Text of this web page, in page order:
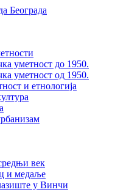
Београда
уметност до 1950.
уметност од 1950.
и етнологија
век
и медаље
у Винчи